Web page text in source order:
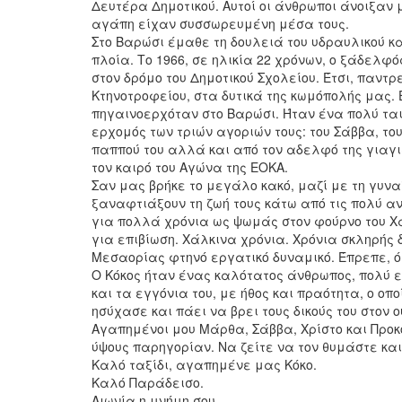
Δευτέρα Δημοτικού. Αυτοί οι άνθρωποι
αγάπη είχαν συσσωρευμένη μέσα τους.
Στο Βαρώσι έμαθε τη δουλειά του υδραυλικού
πλοία. Το 1966, σε ηλικία 22 χρόνων, ο
στον δρόμο του Δημοτικού Σχολείου. Έτσι,
Κτηνοτροφείου, στα δυτικά της κωμόπολής
πηγαινοερχόταν στο Βαρώσι. Ήταν ένα πολύ
ερχομός των τριών αγοριών τους: του Σάββα,
παππού του αλλά και από τον αδελφό της
τον καιρό του Αγώνα της ΕΟΚΑ.
Σαν μας βρήκε το μεγάλο κακό, μαζί με τη
ξαναφτιάξουν τη ζωή τους κάτω από τις πολύ
για πολλά χρόνια ως ψωμάς στον φούρνο του
για επιβίωση. Χάλκινα χρόνια. Χρόνια σκληρής
Μεσαορίας φτηνό εργατικό δυναμικό. Έπρεπε,
Ο Κόκος ήταν ένας καλότατος άνθρωπος, πολύ
και τα εγγόνια του, με ήθος και πραότητα, ο
ησύχασε και πάει να βρει τους δικούς του στον
Αγαπημένοι μου Μάρθα, Σάββα, Χρίστο και
ύψους παρηγορίαν. Να ζείτε να τον θυμάστε
Καλό ταξίδι, αγαπημένε μας Κόκο.
Καλό Παράδεισο.